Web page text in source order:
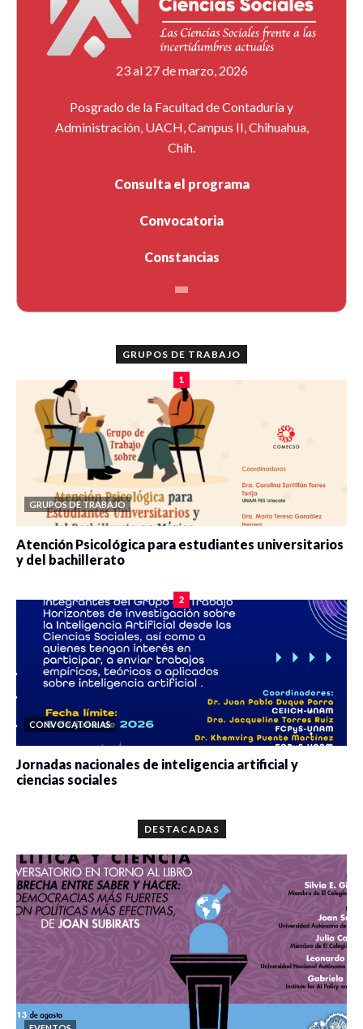
23 al 27 de marzo, 2026
Posgrado de la Facultad de Contaduría y
Administración, UACH, Campus II, Chihuahua,
Chih.
Consulta el programa
Convocatoria
Constancias
GRUPOS DE TRABAJO
1
GRUPOS DE TRABAJO
Atención Psicológica para estudiantes universitarios
y del bachillerato
2
CONVOCATORIAS
Jornadas nacionales de inteligencia artificial y
ciencias sociales
DESTACADAS